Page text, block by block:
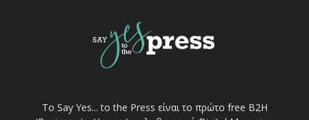
Το Say Yes... to the Press είναι το πρώτο free Β2Η